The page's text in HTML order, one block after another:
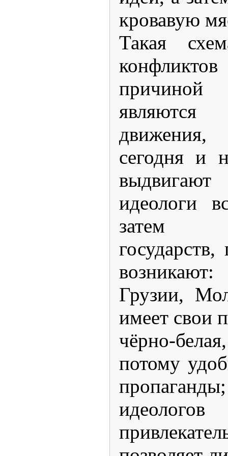
кровавую
Такая
причиной
являются
сегодня и
выдвигают
идеологи
затем
Грузии,
имеет свои
чёрно-
потому